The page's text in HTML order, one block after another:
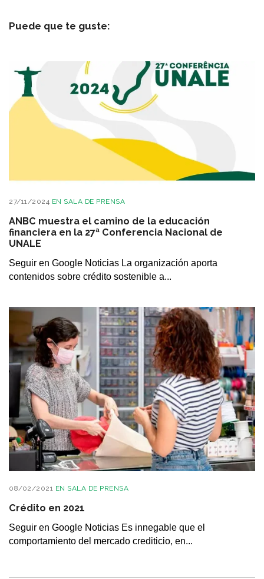
Puede que te guste:
27/11/2024 EN SALA DE PRENSA
ANBC muestra el camino de la educación
financiera en la 27ª Conferencia Nacional de
UNALE
Seguir en Google Noticias La organización aporta
contenidos sobre crédito sostenible a...
08/02/2021 EN SALA DE PRENSA
Crédito en 2021
Seguir en Google Noticias Es innegable que el
comportamiento del mercado crediticio, en...